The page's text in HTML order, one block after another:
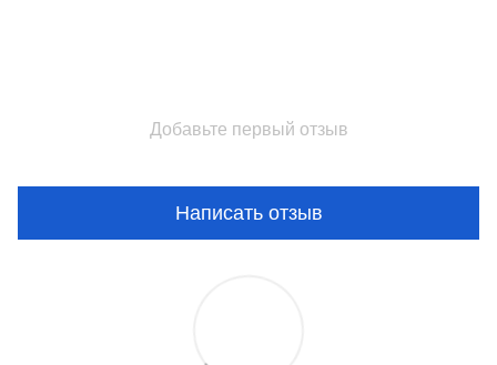
Добавьте первый отзыв
Написать отзыв